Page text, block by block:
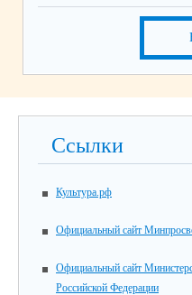
Ссылки
Культура.рф
Официальный сайт
Официальный сайт
Российской Федерации